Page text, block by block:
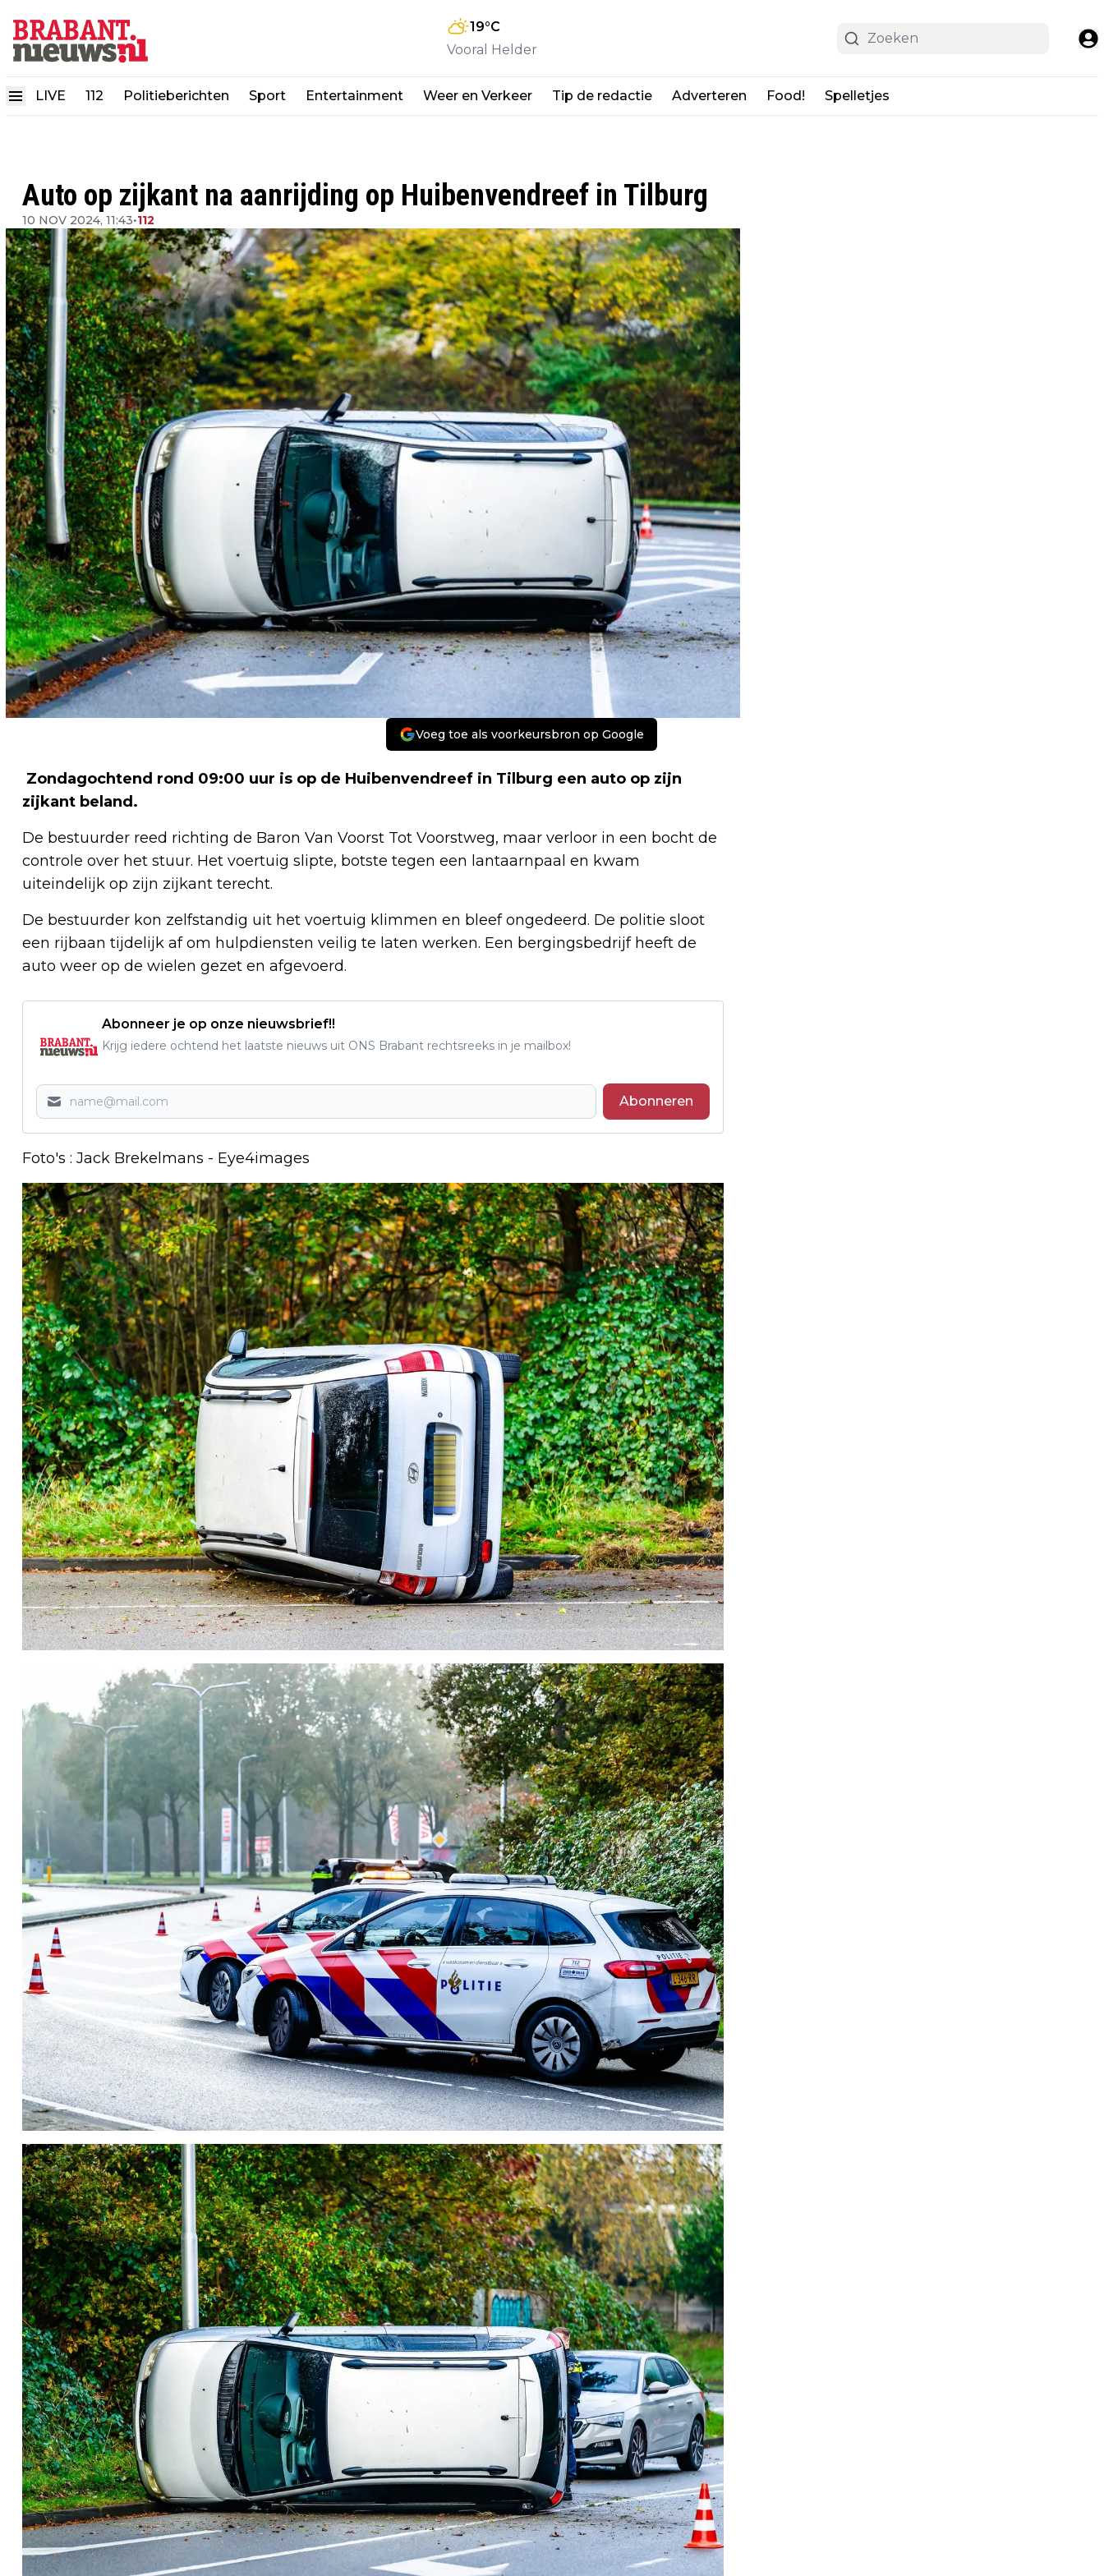
19°C
Vooral Helder
LIVE 112 Politieberichten Sport Entertainment Weer en Verkeer Tip de redactie Adverteren Food! Spelletjes
Auto op zijkant na aanrijding op Huibenvendreef in Tilburg
10 NOV 2024, 11:43•112
Voeg toe als voorkeursbron op Google
Zondagochtend rond 09:00 uur is op de Huibenvendreef in Tilburg een auto op zijn
zijkant beland.
De bestuurder reed richting de Baron Van Voorst Tot Voorstweg, maar verloor in een bocht de
controle over het stuur. Het voertuig slipte, botste tegen een lantaarnpaal en kwam
uiteindelijk op zijn zijkant terecht.
De bestuurder kon zelfstandig uit het voertuig klimmen en bleef ongedeerd. De politie sloot
een rijbaan tijdelijk af om hulpdiensten veilig te laten werken. Een bergingsbedrijf heeft de
auto weer op de wielen gezet en afgevoerd.
Abonneer je op onze nieuwsbrief!!
Krijg iedere ochtend het laatste nieuws uit ONS Brabant rechtsreeks in je mailbox!
Abonneren
Foto's : Jack Brekelmans - Eye4images